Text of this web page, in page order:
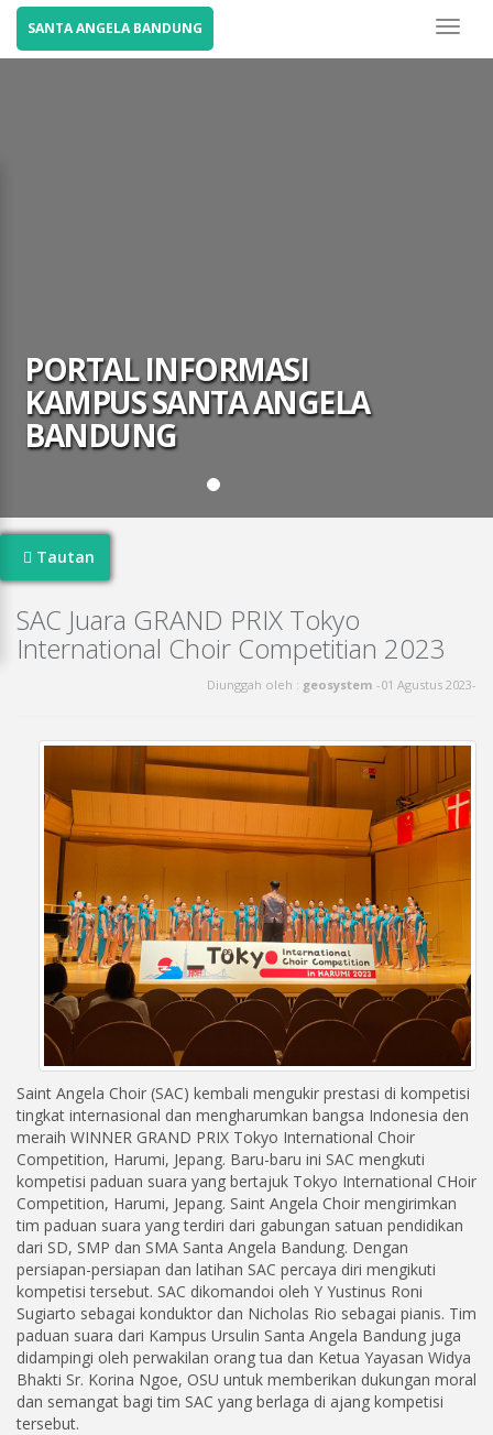
SANTA ANGELA BANDUNG
PORTAL INFORMASI
KAMPUS SANTA ANGELA
BANDUNG
Tautan
E-
Learning
News
Ursulin
Indonesia
Ikatan
Alumni
St.
Angela
Choir
Library
SAC Juara GRAND PRIX Tokyo
International Choir Competitian 2023
Diunggah oleh : geosystem -01 Agustus 2023-
Saint Angela Choir (SAC) kembali mengukir prestasi di kompetisi
tingkat internasional dan mengharumkan bangsa Indonesia den
meraih WINNER GRAND PRIX Tokyo International Choir
Competition, Harumi, Jepang. Baru-baru ini SAC mengkuti
kompetisi paduan suara yang bertajuk Tokyo International CHoir
Competition, Harumi, Jepang. Saint Angela Choir mengirimkan
tim paduan suara yang terdiri dari gabungan satuan pendidikan
dari SD, SMP dan SMA Santa Angela Bandung. Dengan
persiapan-persiapan dan latihan SAC percaya diri mengikuti
kompetisi tersebut. SAC dikomandoi oleh Y Yustinus Roni
Sugiarto sebagai konduktor dan Nicholas Rio sebagai pianis. Tim
paduan suara dari Kampus Ursulin Santa Angela Bandung juga
didampingi oleh perwakilan orang tua dan Ketua Yayasan Widya
Bhakti Sr. Korina Ngoe, OSU untuk memberikan dukungan moral
dan semangat bagi tim SAC yang berlaga di ajang kompetisi
tersebut.